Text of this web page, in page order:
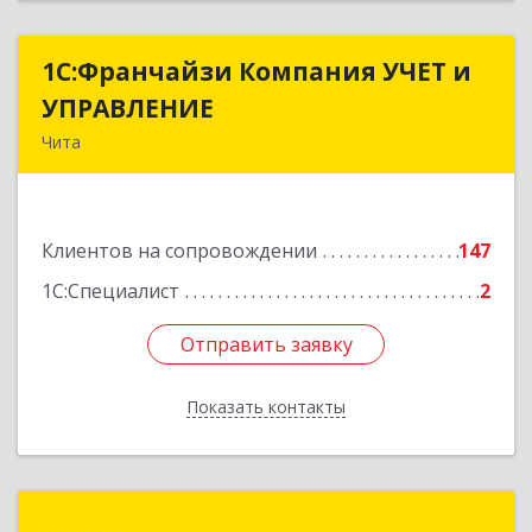
1С:Франчайзи Компания УЧЕТ и
УПРАВЛЕНИЕ
Чита
Клиентов на сопровождении
147
1С:Специалист
2
Отправить заявку
Показать контакты
1С:Франчайзи Компания УЧЕТ и
Подробнее
Отправить заявку
Назад